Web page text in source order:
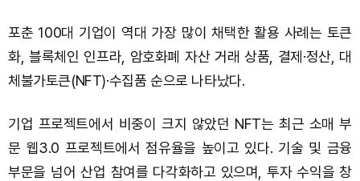
포춘 100대 기업이 역대 가장 많이 채택한 활용 사례는 토큰
화, 블록체인 인프라, 암호화폐 자산 거래 상품, 결제·정산, 대
체불가토큰(NFT)·수집품 순으로 나타났다.
기업 프로젝트에서 비중이 크지 않았던 NFT는 최근 소매 부
문 웹3.0 프로젝트에서 점유율을 높이고 있다. 기술 및 금융
부문을 넘어 산업 참여를 다각화하고 있으며, 투자 수익을 창